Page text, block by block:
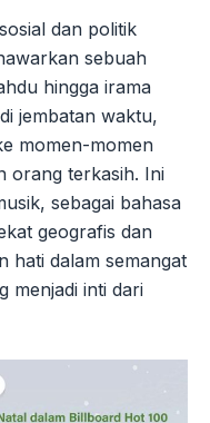
dan politik
sebuah
hingga irama
jembatan waktu,
momen-momen
orang terkasih. Ini
sebagai bahasa
geografis dan
hati dalam semangat
menjadi inti dari